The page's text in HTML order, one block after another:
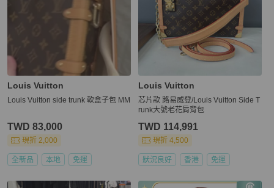
Louis Vuitton
Louis Vuitton side trunk 軟盒子包 MM
TWD 83,000
現折 2,000
全新品 本地 免運
Louis Vuitton
芯片款 路易威登/Louis Vuitton Side T
runk大號老花肩背包
TWD 114,991
現折 4,500
狀況良好 香港 免運